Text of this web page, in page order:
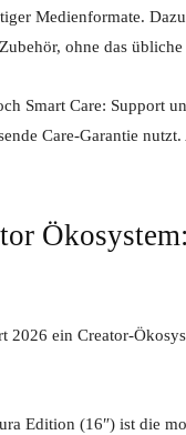
Medienformate.
ohne das
Smart Care: Support
Care-Garantie
2026 ein Creator-
Edition (16″) ist die